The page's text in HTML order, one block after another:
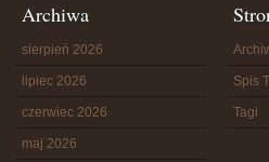
Archiwa
sierpień 2026
lipiec 2026
czerwiec 2026
maj 2026
Spis
Tagi